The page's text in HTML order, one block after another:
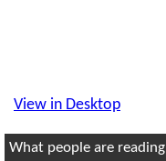
View in Desktop
What people are reading